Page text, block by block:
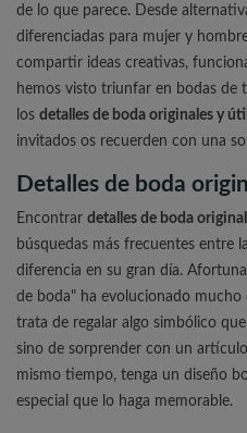
de lo que parece. Desde
diferenciadas para mujer y
compartir ideas creativas,
hemos visto triunfar en bodas de
los detalles de boda originales y
invitados os recuerden con una
Detalles de boda
Encontrar detalles de boda
búsquedas más frecuentes entre
diferencia en su gran día.
de boda" ha evolucionado mucho
trata de regalar algo simbólico
sino de sorprender con un
mismo tiempo, tenga un diseño
especial que lo haga memorable.